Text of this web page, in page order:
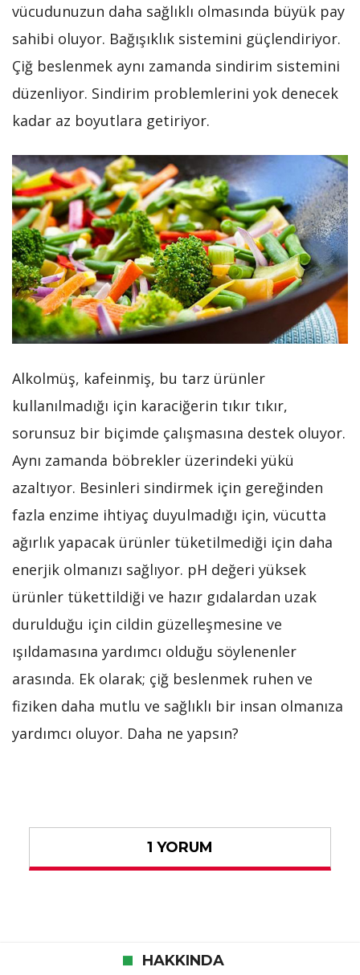
vücudunuzun daha sağlıklı olmasında büyük pay
sahibi oluyor. Bağışıklık sistemini güçlendiriyor.
Çiğ beslenmek aynı zamanda sindirim sistemini
düzenliyor. Sindirim problemlerini yok denecek
kadar az boyutlara getiriyor.
Alkolmüş, kafeinmiş, bu tarz ürünler
kullanılmadığı için karaciğerin tıkır tıkır,
sorunsuz bir biçimde çalışmasına destek oluyor.
Aynı zamanda böbrekler üzerindeki yükü
azaltıyor. Besinleri sindirmek için gereğinden
fazla enzime ihtiyaç duyulmadığı için, vücutta
ağırlık yapacak ürünler tüketilmediği için daha
enerjik olmanızı sağlıyor. pH değeri yüksek
ürünler tükettildiği ve hazır gıdalardan uzak
durulduğu için cildin güzelleşmesine ve
ışıldamasına yardımcı olduğu söylenenler
arasında. Ek olarak; çiğ beslenmek ruhen ve
fiziken daha mutlu ve sağlıklı bir insan olmanıza
yardımcı oluyor. Daha ne yapsın?
1 YORUM
HAKKINDA